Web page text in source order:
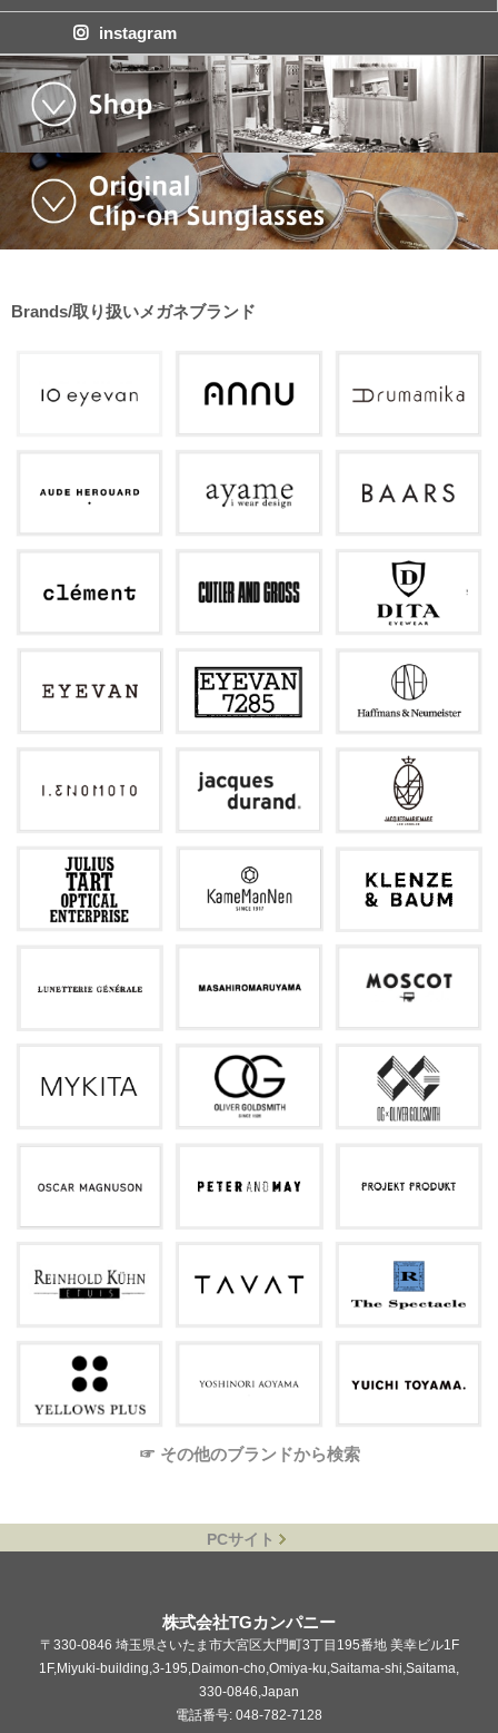
instagram
Brands/取り扱いメガネブランド
☞ その他のブランドから検索
PCサイト
株式会社TGカンパニー
〒330-0846 埼玉県さいたま市大宮区大門町3丁目195番地 美幸ビル1F
1F,Miyuki-building,3-195,Daimon-cho,Omiya-ku,Saitama-shi,Saitama,
330-0846,Japan
電話番号: 048-782-7128